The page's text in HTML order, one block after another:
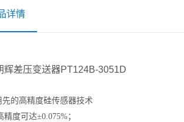
详情
辉差压变送器PT124B-3051D
先的高精度硅传感器技术
精度可达±0.075%；